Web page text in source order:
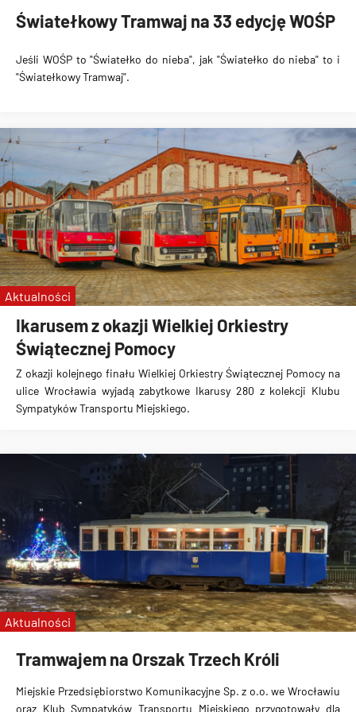
Światełkowy Tramwaj na 33 edycję WOŚP
Jeśli WOŚP to "Światełko do nieba", jak "Światełko do nieba" to i
"Światełkowy Tramwaj".
Ikarusem z okazji Wielkiej Orkiestry
Świątecznej Pomocy
Z okazji kolejnego finału Wielkiej Orkiestry Świątecznej Pomocy na
ulice Wrocławia wyjadą zabytkowe Ikarusy 280 z kolekcji Klubu
Sympatyków Transportu Miejskiego.
Aktualności
Tramwajem na Orszak Trzech Króli
Miejskie Przedsiębiorstwo Komunikacyjne Sp. z o.o. we Wrocławiu
oraz Klub Sympatyków Transportu Miejskiego przygotowały dla
Aktualności